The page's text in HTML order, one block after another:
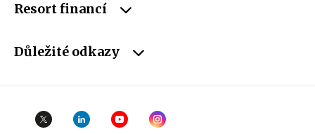
Resort financí
Důležité odkazy